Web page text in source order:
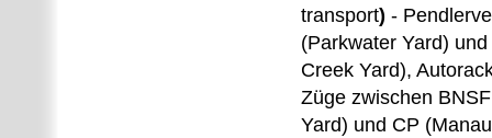
transport) -
(Parkwater Yard)
Creek Yard),
Züge zwischen
Yard) und CP